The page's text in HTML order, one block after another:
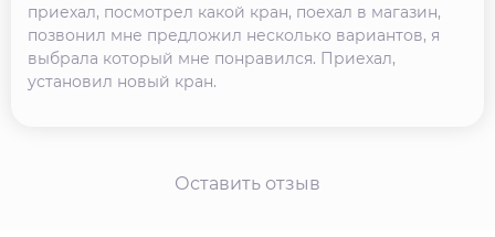
приехал, посмотрел какой кран, поехал в магазин,
позвонил мне предложил несколько вариантов, я
выбрала который мне понравился. Приехал,
установил новый кран.
Оставить отзыв